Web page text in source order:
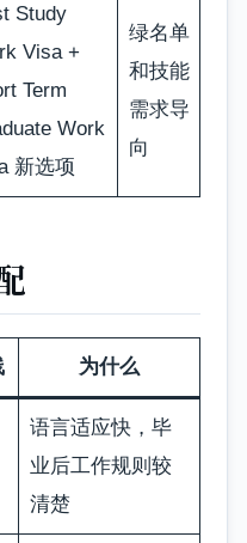
Study
Visa +
Term
Work
新选项
绿名单
和技能
需求导
向
为什么
语言适应快，毕
业后工作规则较
清楚